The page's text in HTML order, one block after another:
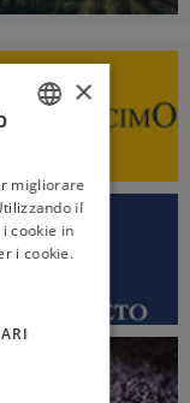
ENGLISH
×
migliorare
il
cookie in
i cookie.